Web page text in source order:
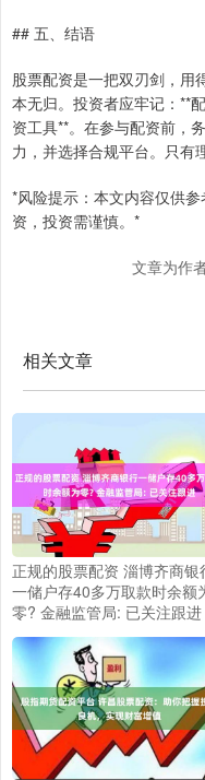
## 五、结语
股票配资是一把双刃剑，用
本无归。投资者应牢记：**
资工具**。在参与配资前，
力，并选择合规平台。只有
*风险提示：本文内容仅供
资，投资需谨慎。*
文章为作
相关文章
正规的股票配资 淄博齐商银
一储户存40多万取款时余额
零? 金融监管局: 已关注跟进